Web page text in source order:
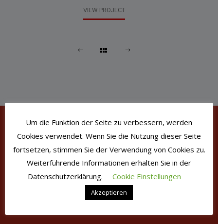
VIEW PROJECT
Über Uns
Um die Funktion der Seite zu verbessern, werden
Cookies verwendet. Wenn Sie die Nutzung dieser Seite
fortsetzen, stimmen Sie der Verwendung von Cookies zu.
Weiterführende Informationen erhalten Sie in der
Datenschutzerklärung.
Cookie Einstellungen
Akzeptieren